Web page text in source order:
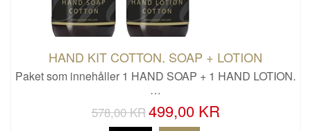
HAND KIT COTTON, SOAP + LOTION
Paket som innehåller 1 HAND SOAP + 1 HAND LOTION.
…
578,00 KR499,00 KR